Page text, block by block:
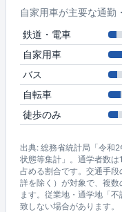
自家用車が主要な通勤
鉄道・電車
自家用車
バス
自転車
徒歩のみ
出典: 総務省統計局「令和
状態等集計」。通学者数
占める割合です。交通手
詳を除く）が対象で、複
ます。従業地・通学地「
致しない場合があります。